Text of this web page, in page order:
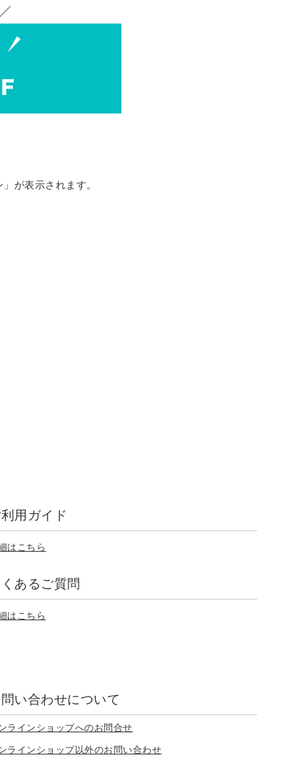
が表示されます。
用ガイド
はこちら
あるご質問
はこちら
い合わせについて
ラインショップへのお問合せ
ラインショップ以外のお問い合わせ